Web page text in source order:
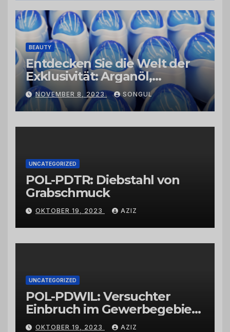
BEAUTY
Entdecken Sie die Welt der
Exklusivität: Arganöl,
Kaktusfeigenkernöl und
Schwarzkümmelöl von
vertrauenswürdigen
Großhändlern und Anbietern
NOVEMBER 8, 2023 SONGUL
UNCATEGORIZED
POL-PDTR: Diebstahl von
Grabschmuck
OKTOBER 19, 2023 AZIZ
UNCATEGORIZED
POL-PDWIL: Versuchter
Einbruch im Gewerbegebiet
Wittlich
OKTOBER 19, 2023 AZIZ